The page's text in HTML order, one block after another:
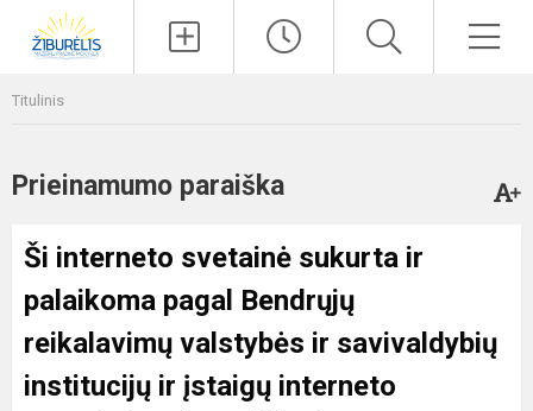
Titulinis
Prieinamumo paraiška
Ši interneto svetainė sukurta ir
palaikoma pagal Bendrųjų
reikalavimų valstybės ir savivaldybių
institucijų ir įstaigų interneto